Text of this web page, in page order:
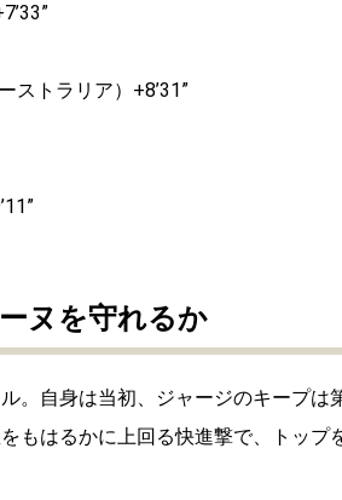
トラリア）+8’31”
ヌを守れるか
。自身は当初、ジャージのキープは
もはるかに上回る快進撃で、トップ